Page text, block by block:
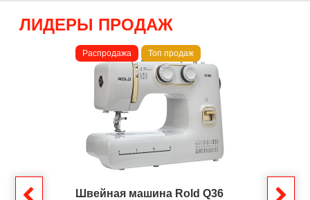
ЛИДЕРЫ ПРОДАЖ
Распродажа Топ продаж
Швейная машина Rold Q36